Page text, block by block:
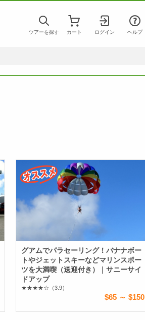
ツアーを探す カート ログイン ヘルプ
グアムでパラセーリング！バナナボー
トやジェットスキーなどマリンスポー
ツを大満喫（送迎付き）｜サニーサイ
ドアップ
★★★★☆ （3.9）
$65 ～ $150